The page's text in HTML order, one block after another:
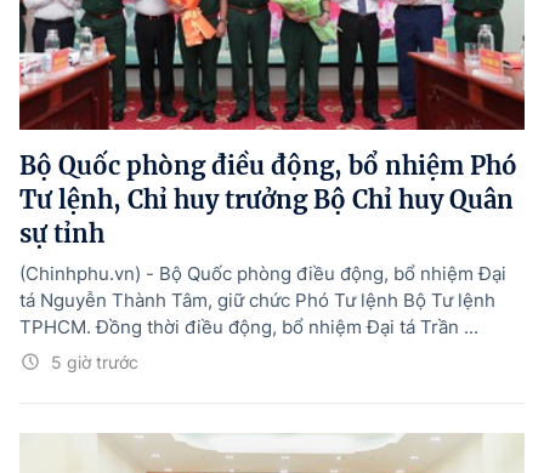
Bộ Quốc phòng điều động, bổ nhiệm Phó
Tư lệnh, Chỉ huy trưởng Bộ Chỉ huy Quân
sự tỉnh
5 giờ trước
(Chinhphu.vn) - Bộ Quốc phòng điều động, bổ nhiệm Đại
tá Nguyễn Thành Tâm, giữ chức Phó Tư lệnh Bộ Tư lệnh
TPHCM. Đồng thời điều động, bổ nhiệm Đại tá Trần ...